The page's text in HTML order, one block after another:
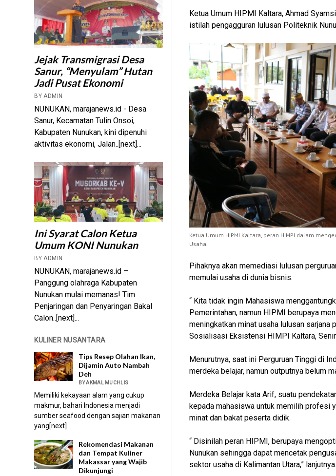
Jejak Transmigrasi Desa
Sanur, “Menyulam” Hutan
Jadi Pusat Ekonomi
BY ADMIN
NUNUKAN, marajanews.id - Desa
Sanur, Kecamatan Tulin Onsoi,
Kabupaten Nunukan, kini dipenuhi
aktivitas ekonomi, Jalan..[next]...
Ini Syarat Calon Ketua
Umum KONI Nunukan
BY ADMIN
NUNUKAN, marajanews.id –
Panggung olahraga Kabupaten
Nunukan mulai memanas! Tim
Penjaringan dan Penyaringan Bakal
Calon..[next]...
KULINER NUSANTARA
Tips Resep Olahan Ikan,
Dijamin Auto Nambah
Deh
BY AKMAL MUCHLIS
Memiliki kekayaan alam yang cukup
makmur, bahari Indonesia menjadi
sumber seafood dengan sajian makanan
yang[next]...
Rekomendasi Makanan
dan Tempat Kuliner
Makassar yang Wajib
Dikunjungi
Ketua Umum HIPMI Kaltara, Ahmad
istilah pengagguran lulusan Politeknik
Ketua Umum HIPMI Kaltara, peran HIMPI dalam
Usaha.
Pihaknya akan memediasi lulusan
memulai usaha di dunia bisnis.
“ Kita tidak ingin Mahasiswa
Pemerintahan, namun HIPMI berupaya
meningkatkan minat usaha lulusan sarjana
Sosialisasi Eksistensi HIMPI Kaltara,
Menurutnya, saat ini Perguruan Tinggi di
merdeka belajar, namun outputnya belum
Merdeka Belajar kata Arif, suatu
kepada mahasiswa untuk memilih profesi
minat dan bakat peserta didik.
“ Disinilah peran HIPMI, berupaya
Nunukan sehingga dapat mencetak
sektor usaha di Kalimantan Utara,” lanjutnya.